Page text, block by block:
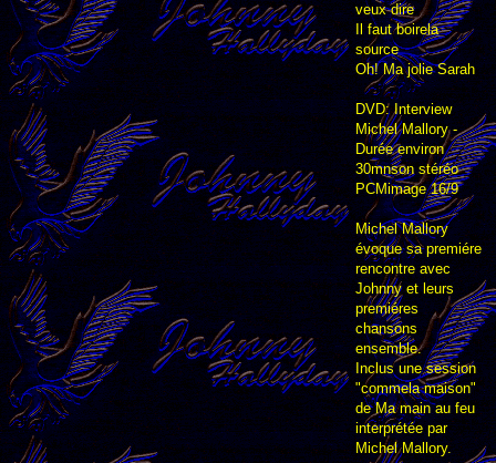
veux dire
Il faut boirela
source
Oh! Ma jolie Sarah
DVD: Interview
Michel Mallory -
Durée environ
30mnson stéréo
PCMimage 16/9
Michel Mallory
évoque sa premiére
rencontre avec
Johnny et leurs
premiéres
chansons
ensemble.
Inclus une session
"commela maison"
de Ma main au feu
interprétée par
Michel Mallory.